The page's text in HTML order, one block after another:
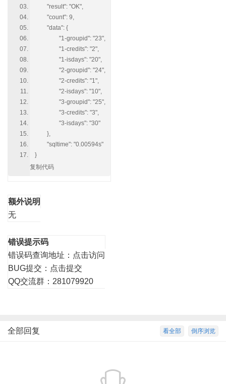
"result": "OK",
"count": 9,
"data": {
"1-groupid": "23",
"1-credits": "2",
"1-isdays": "20",
"2-groupid": "24",
"2-credits": "1",
"2-isdays": "10",
"3-groupid": "25",
"3-credits": "3",
"3-isdays": "30"
},
"sqltime": "0.00594s"
}
复制代码
额外说明
无
错误提示码
错误码查询地址： 点击访问
BUG提交： 点击提交
QQ交流群：281079920
倒序浏览
看全部
全部回复